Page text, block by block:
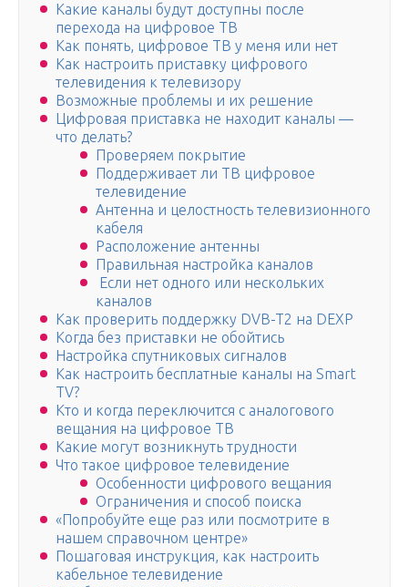
Какие каналы будут доступны после
перехода на цифровое ТВ
Как понять, цифровое ТВ у меня или нет
Как настроить приставку цифрового
телевидения к телевизору
Возможные проблемы и их решение
Цифровая приставка не находит каналы —
что делать?
Проверяем покрытие
Поддерживает ли ТВ цифровое
телевидение
Антенна и целостность телевизионного
кабеля
Расположение антенны
Правильная настройка каналов
Если нет одного или нескольких
каналов
Как проверить поддержку DVB-T2 на DEXP
Когда без приставки не обойтись
Настройка спутниковых сигналов
Как настроить бесплатные каналы на Smart
TV?
Кто и когда переключится с аналогового
вещания на цифровое ТВ
Какие могут возникнуть трудности
Что такое цифровое телевидение
Особенности цифрового вещания
Ограничения и способ поиска
«Попробуйте еще раз или посмотрите в
нашем справочном центре»
Пошаговая инструкция, как настроить
кабельное телевидение